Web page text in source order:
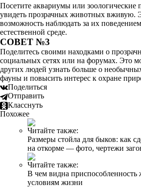
Посетите аквариумы или зоологические
увидеть прозрачных животных вживую.
возможность наблюдать за их
естественной среде.
СОВЕТ №3
Поделитесь своими находками о
социальных сетях или на форумах. Это
других людей узнать больше о
фауны и повысить интерес к охране
Поделиться
Отправить
Класснуть
Похожее
Читайте также:
Размеры стойла для быков: как
на откорме — фото, чертежи
Читайте также:
В чем видна
условиям жизни